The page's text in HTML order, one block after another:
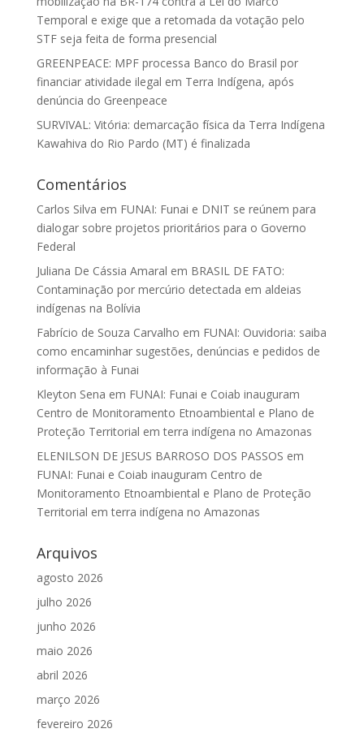
Temporal e exige que a retomada da votação pelo
STF seja feita de forma presencial
GREENPEACE: MPF processa Banco do Brasil por
financiar atividade ilegal em Terra Indígena, após
denúncia do Greenpeace
SURVIVAL: Vitória: demarcação física da Terra Indígena
Kawahiva do Rio Pardo (MT) é finalizada
Comentários
Carlos Silva em FUNAI: Funai e DNIT se reúnem para
dialogar sobre projetos prioritários para o Governo
Federal
Juliana De Cássia Amaral em BRASIL DE FATO:
Contaminação por mercúrio detectada em aldeias
indígenas na Bolívia
Fabrício de Souza Carvalho em FUNAI: Ouvidoria: saiba
como encaminhar sugestões, denúncias e pedidos de
informação à Funai
Kleyton Sena em FUNAI: Funai e Coiab inauguram
Centro de Monitoramento Etnoambiental e Plano de
Proteção Territorial em terra indígena no Amazonas
ELENILSON DE JESUS BARROSO DOS PASSOS em
FUNAI: Funai e Coiab inauguram Centro de
Monitoramento Etnoambiental e Plano de Proteção
Territorial em terra indígena no Amazonas
Arquivos
agosto 2026
julho 2026
junho 2026
maio 2026
abril 2026
março 2026
fevereiro 2026